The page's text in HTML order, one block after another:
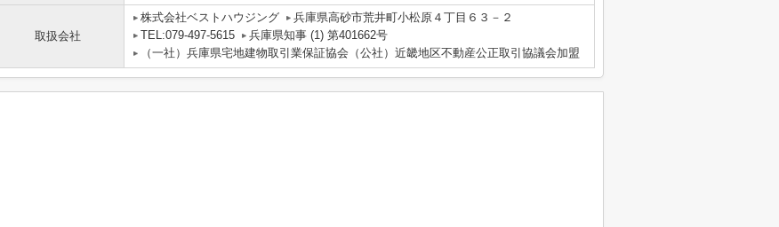
取扱会社
株式会社ベストハウジング
兵庫県高砂市荒井町小松原４丁目６３－２
TEL:079-497-5615
兵庫県知事 (1) 第401662号
（一社）兵庫県宅地建物取引業保証協会（公社）近畿地区不動産公正取引協議会加盟